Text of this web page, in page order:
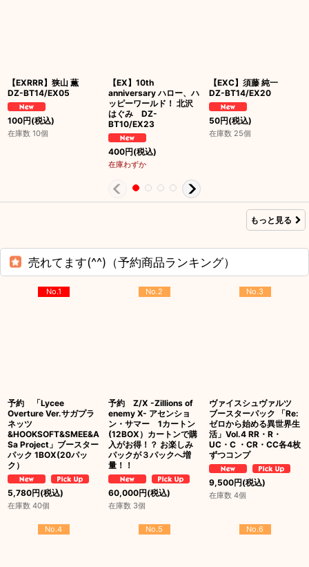
【EXRRR】狭山 薫
DZ-BT14/EX05
100円(税込)
在庫数 10個
【EX】10th
anniversary ハロー、ハ
ッピーワールド！ 北沢
はぐみ DZ-
BT10/EX23
400円(税込)
在庫わずか
【EXC】須藤 純一
DZ-BT14/EX20
50円(税込)
在庫数 25個
もっと見る
売れてます(^^)（予約商品ランキング）
No.1
予約 「Lycee
Overture Ver.サガプラ
ネッツ
&HOOKSOFT&SMEE&A
Sa Project」ブースター
パック 1BOX(20パッ
ク）
5,780円(税込)
在庫数 40個
No.2
予約 Z/X -Zillions of
enemy X- アセンショ
ン・サマー 1カートン
(12BOX）カートンで購
入がお得！？ お楽しみ
パックが３パックへ増
量！！
60,000円(税込)
在庫数 3個
No.3
ヴァイスシュヴァルツ
ブースターパック 「Re:
ゼロから始める異世界生
活」Vol.4 RR・R・
UC・C ・CR・CC各4枚
ずつコンプ
9,500円(税込)
在庫数 4個
No.4 No.5 No.6